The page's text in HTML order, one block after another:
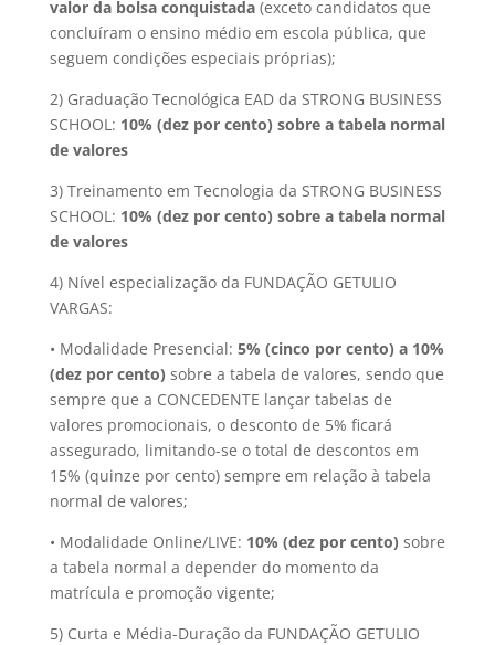
valor da bolsa conquistada(exceto candidatos que
concluíram o ensino médio em escola pública, que
seguem condições especiais próprias);
2) Graduação Tecnológica EAD da STRONG BUSINESS
SCHOOL: 10% (dez por cento) sobre a tabela normal
de valores
3) Treinamento em Tecnologia da STRONG BUSINESS
SCHOOL: 10% (dez por cento) sobre a tabela normal
de valores
4) Nível especialização da FUNDAÇÃO GETULIO
VARGAS:
• Modalidade Presencial: 5% (cinco por cento) a 10%
(dez por cento) sobre a tabela de valores, sendo que
sempre que a CONCEDENTE lançar tabelas de
valores promocionais, o desconto de 5% ficará
assegurado, limitando-se o total de descontos em
15% (quinze por cento) sempre em relação à tabela
normal de valores;
• Modalidade Online/LIVE: 10% (dez por cento) sobre
a tabela normal a depender do momento da
matrícula e promoção vigente;
5) Curta e Média-Duração da FUNDAÇÃO GETULIO